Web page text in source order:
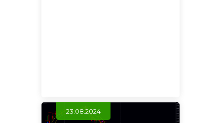
23.08.2024